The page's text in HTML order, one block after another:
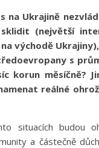
na Ukrajině
(největší
východě
s
korun měsíčně?
reálné
situacích budou
a částečně